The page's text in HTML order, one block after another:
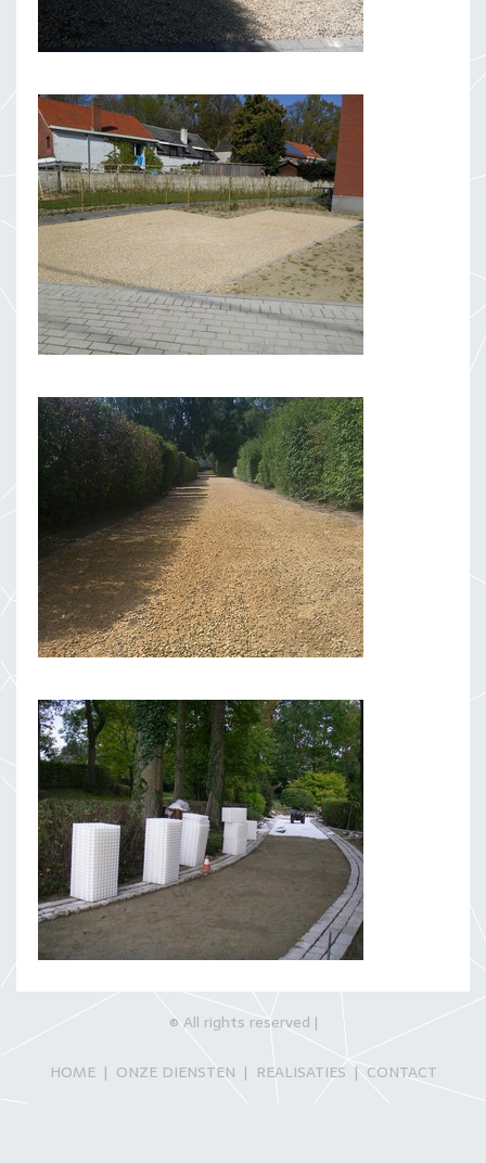
© All rights reserved |
HOME ONZE DIENSTEN REALISATIES CONTACT